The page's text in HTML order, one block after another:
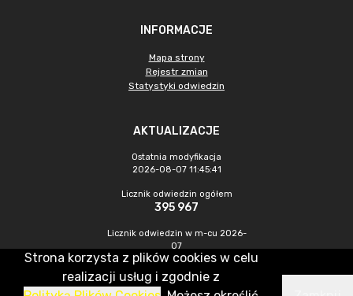
INFORMACJE
Mapa strony
Rejestr zmian
Statystyki odwiedzin
AKTUALIZACJE
Ostatnia modyfikacja
2026-08-07 11:45:41
Licznik odwiedzin ogółem
395 967
Licznik odwiedzin w m-cu 2026-
07
1 278
Strona korzysta z plików cookies w celu
realizacji usług i zgodnie z